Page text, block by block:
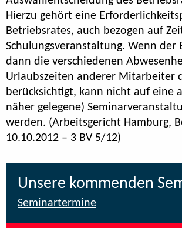
Hierzu gehört eine
Betriebsrates, auch bezogen auf
Schulungsveranstaltung. Wenn der
dann die verschiedenen
Urlaubszeiten anderer Mitarbeiter
berücksichtigt, kann nicht auf eine
näher gelegene)
werden. (Arbeitsgericht Hamburg,
10.10.2012 – 3 BV 5/12)
Unsere kommenden
Seminartermine